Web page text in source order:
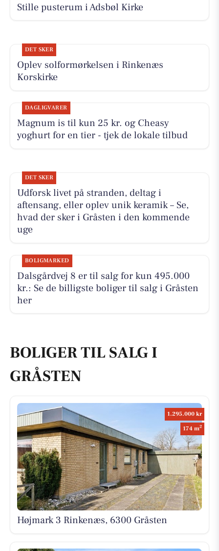
Stille pusterum i Adsbøl Kirke
DET SKER
Oplev solformørkelsen i Rinkenæs
Korskirke
DAGLIGVARER
Magnum is til kun 25 kr. og Cheasy
yoghurt for en tier - tjek de lokale tilbud
DET SKER
Udforsk livet på stranden, deltag i
aftensang, eller oplev unik keramik – Se,
hvad der sker i Gråsten i den kommende
uge
BOLIGMARKED
Dalsgårdvej 8 er til salg for kun 495.000
kr.: Se de billigste boliger til salg i Gråsten
her
BOLIGER TIL SALG I
GRÅSTEN
1.295.000 kr
174 m2
Højmark 3 Rinkenæs, 6300 Gråsten